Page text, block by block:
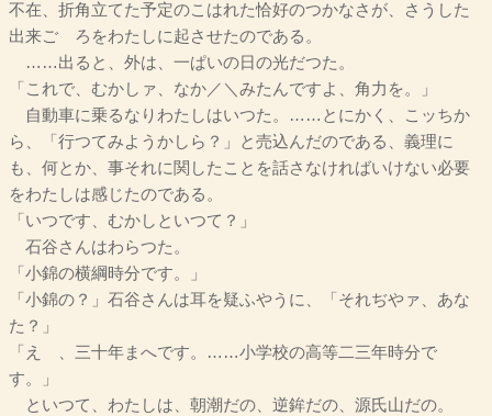
不在、折角立てた予定のこはれた恰好のつかなさが、さうした
出来ごゝろをわたしに起させたのである。
……出ると、外は、一ぱいの日の光だつた。
「これで、むかしァ、なか／＼みたんですよ、角力を。」
自動車に乗るなりわたしはいつた。……とにかく、こッちか
ら、「行つてみようかしら？」と売込んだのである、義理に
も、何とか、事それに関したことを話さなければいけない必要
をわたしは感じたのである。
「いつです、むかしといつて？」
石谷さんはわらつた。
「小錦の横綱時分です。」
「小錦の？」石谷さんは耳を疑ふやうに、「それぢやァ、あな
た？」
「えゝ、三十年まへです。……小学校の高等二三年時分で
す。」
といつて、わたしは、朝潮だの、逆鉾だの、源氏山だの。